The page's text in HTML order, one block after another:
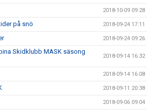
2018-10-09 09:28
på snö 2018-09-24 17:11
2018-09-24 09:26
Skidklubb MASK säsong
2018-09-14 16:32
2018-09-14 16:08
2018-09-11 20:38
2018-09-06 09:04